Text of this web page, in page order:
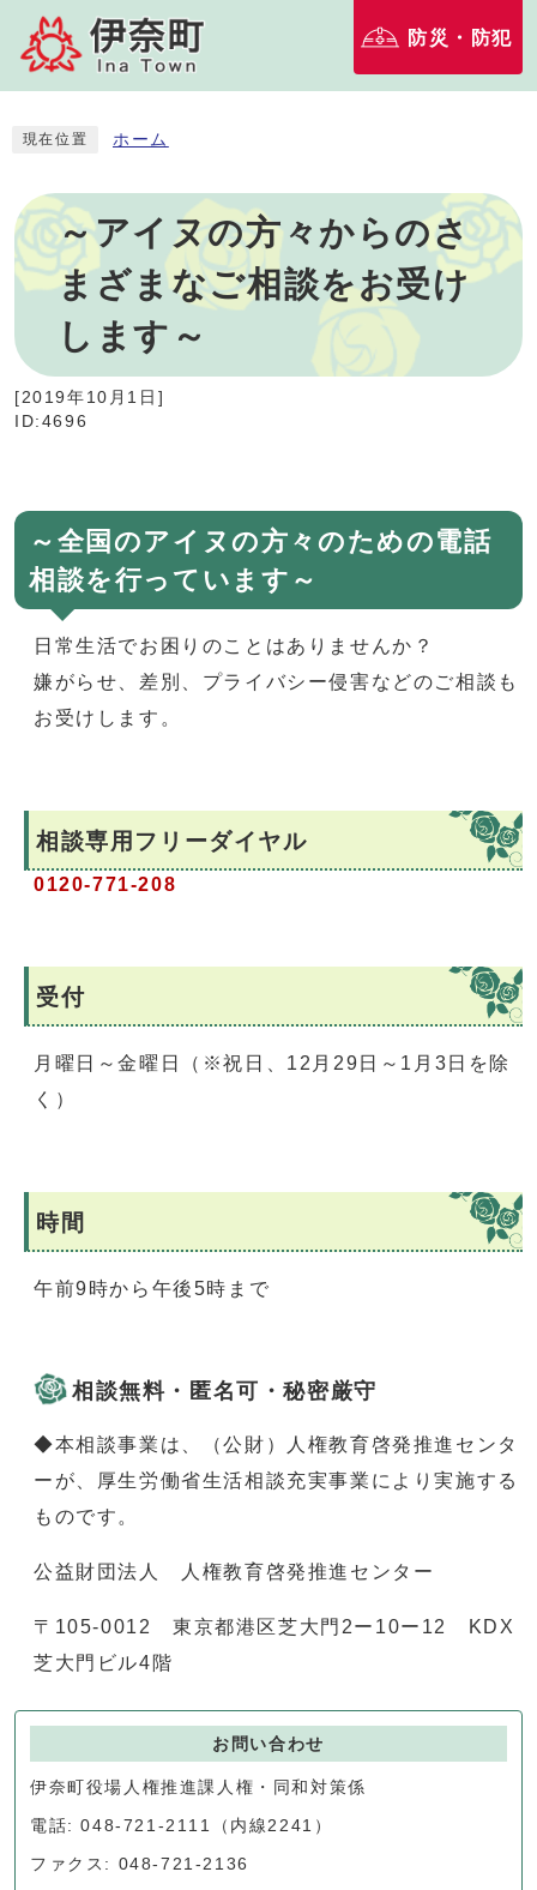
防災・防犯
現在位置 ホーム
～アイヌの方々からのさ
まざまなご相談をお受け
します～
[2019年10月1日 ]
ID:4696
～全国のアイヌの方々のための電話
相談を行っています～
日常生活でお困りのことはありませんか？
嫌がらせ、差別、プライバシー侵害などのご相談も
お受けします。
相談専用フリーダイヤル
0120-771-208
受付
月曜日～金曜日（※祝日、12月29日～1月3日を除
く）
時間
午前9時から午後5時まで
相談無料・匿名可・秘密厳守
◆本相談事業は、（公財）人権教育啓発推進センタ
ーが、厚生労働省生活相談充実事業により実施する
ものです。
公益財団法人 人権教育啓発推進センター
〒105-0012 東京都港区芝大門2ー10ー12 KDX
芝大門ビル4階
お問い合わせ
伊奈町役場人権推進課人権・同和対策係
電話: 048-721-2111（内線2241）
ファクス: 048-721-2136